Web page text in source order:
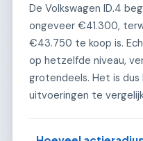
De Volkswagen ID.4
ongeveer €41.300,
€43.750 te koop is.
op hetzelfde niveau,
grotendeels. Het is dus
uitvoeringen te